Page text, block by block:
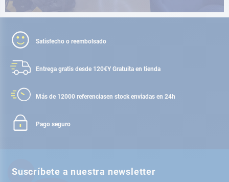
Satisfecho o reembolsado
Entrega gratis desde 120€Y Gratuita en tienda
Más de 12000 referenciasen stock enviadas en 24h
Pago seguro
Suscríbete a nuestra newsletter